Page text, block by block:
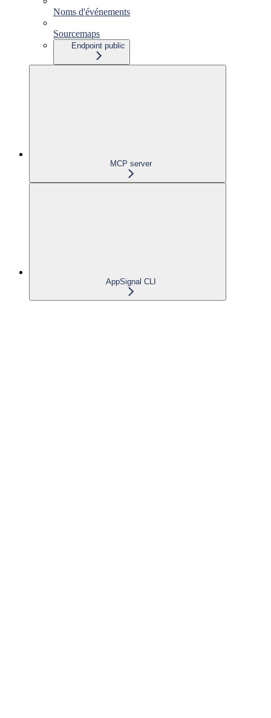
Noms d'événements
Sourcemaps
Endpoint public
MCP server
AppSignal CLI